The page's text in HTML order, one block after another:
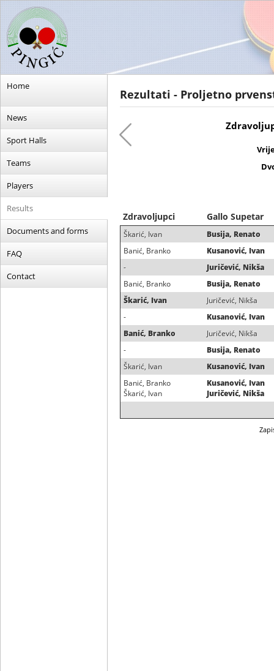
Home
News
Sport Halls
Teams
Players
Results
Documents and forms
FAQ
Contact
Rezultati - Proljetno
Zdravoljupci Gallo Supetar
Škarić, Ivan
Busija, Renato
Banić, Branko
Kusanović, Ivan
-
Juričević, Nikša
Banić, Branko
Busija, Renato
Škarić, Ivan
Juričević, Nikša
-
Kusanović, Ivan
Banić, Branko
Juričević, Nikša
-
Busija, Renato
Škarić, Ivan
Kusanović, Ivan
Banić, Branko
Škarić, Ivan
Kusanović, Ivan
Juričević, Nikša